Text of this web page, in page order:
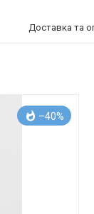
Доставка та
–40%